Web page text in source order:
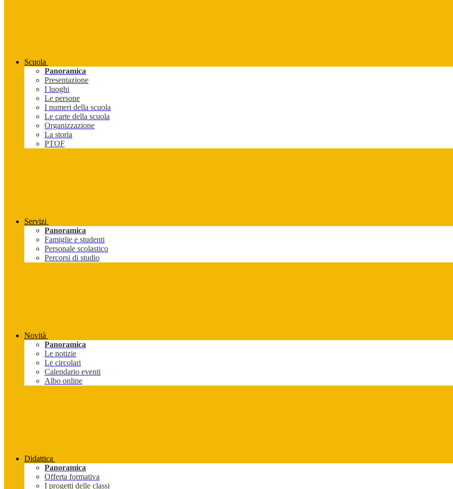
Scuola
Panoramica
Presentazione
I luoghi
Le persone
I numeri della scuola
Le carte della scuola
Organizzazione
La storia
PTOF
Servizi
Panoramica
Famiglie e studenti
Personale scolastico
Percorsi di studio
Novità
Panoramica
Le notizie
Le circolari
Calendario eventi
Albo online
Didattica
Panoramica
Offerta formativa
I progetti delle classi